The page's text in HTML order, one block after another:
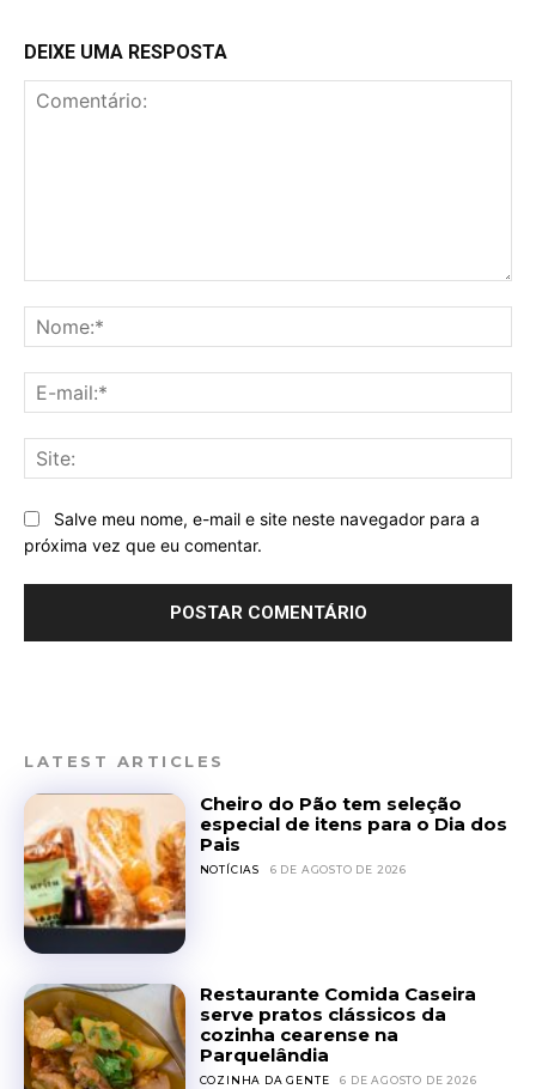
DEIXE UMA RESPOSTA
Salve meu nome, e-mail e site neste navegador para a
próxima vez que eu comentar.
LATEST ARTICLES
Cheiro do Pão tem seleção
especial de itens para o Dia dos
Pais
NOTÍCIAS 6 DE AGOSTO DE 2026
Restaurante Comida Caseira
serve pratos clássicos da
cozinha cearense na
Parquelândia
COZINHA DA GENTE 6 DE AGOSTO DE 2026